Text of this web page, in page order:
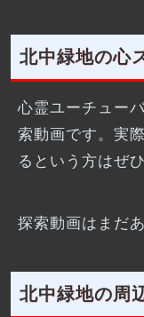
北中緑地の心
心霊ユーチュー
索動画です。実
るという方はぜ
探索動画はまだ
北中緑地の周